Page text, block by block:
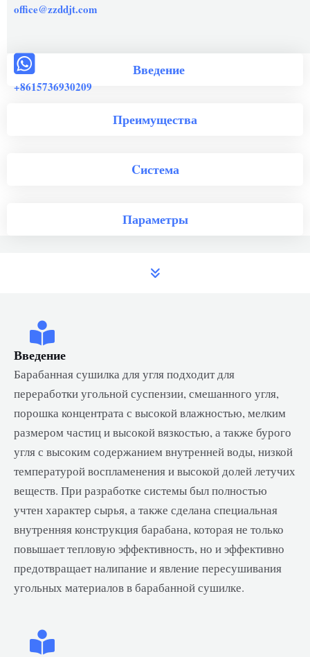
office@zzddjt.com
+8615736930209
Введение
Преимущества
Cистема
Параметры
Введение
Барабанная сушилка для угля подходит для
переработки угольной суспензии, смешанного угля,
порошка концентрата с высокой влажностью, мелким
размером частиц и высокой вязкостью, а также бурого
угля с высоким содержанием внутренней воды, низкой
температурой воспламенения и высокой долей летучих
веществ. При разработке системы был полностью
учтен характер сырья, а также сделана специальная
внутренняя конструкция барабана, которая не только
повышает тепловую эффективность, но и эффективно
предотвращает налипание и явление пересушивания
угольных материалов в барабанной сушилке.